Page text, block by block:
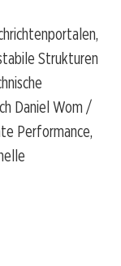
Strukturen
Daniel Wom /
Performance,